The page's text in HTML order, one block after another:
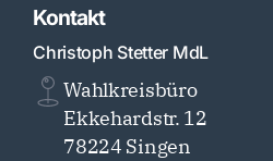
Kontakt
Christoph Stetter MdL
Wahlkreisbüro
Ekkehardstr. 12
78224 Singen